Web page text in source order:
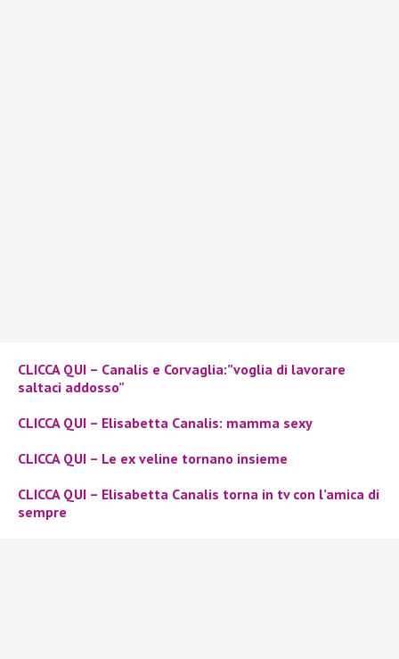
CLICCA QUI – Canalis e Corvaglia:”voglia di lavorare
saltaci addosso”
CLICCA QUI – Elisabetta Canalis: mamma sexy
CLICCA QUI – Le ex veline tornano insieme
CLICCA QUI – Elisabetta Canalis torna in tv con l’amica di
sempre